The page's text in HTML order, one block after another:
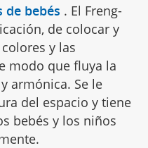
de bebés . El Freng-
de colocar y
y las
modo que fluya la
armónica. Se le
del espacio y tiene
bebés y los niños